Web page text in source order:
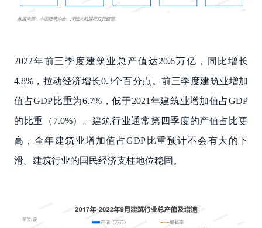
2022年前三季度建筑业总产值达20.6万亿，同比增长
4.8%，拉动经济增长0.3个百分点。前三季度建筑业增加
值占GDP比重为6.7%，低于2021年建筑业增加值占GDP
的比重（7.0%）。建筑行业通常第四季度的产值占比更
高，全年建筑业增加值占GDP比重预计不会有大的下
滑。建筑行业的国民经济支柱地位稳固。